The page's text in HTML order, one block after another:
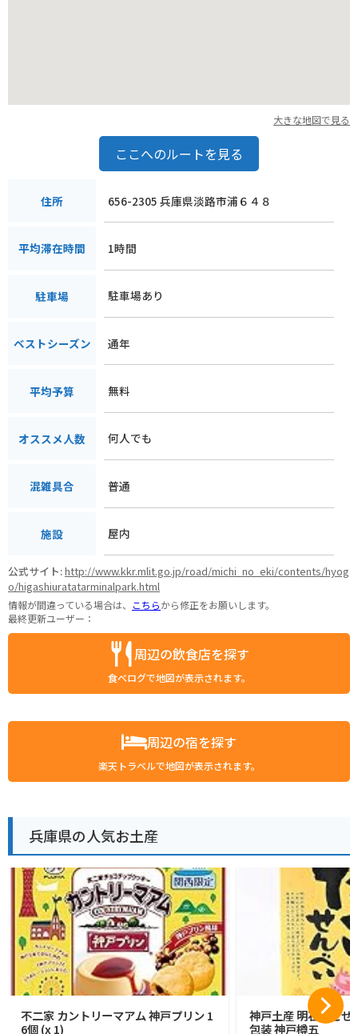
大きな地図で見る
ここへのルートを見る
住所 656-2305 兵庫県淡路市浦６４８
平均滞在時間 1時間
駐車場 駐車場あり
ベストシーズン 通年
平均予算 無料
オススメ人数 何人でも
混雑具合 普通
施設 屋内
公式サイト:http://www.kkr.mlit.go.jp/road/michi_no_eki/contents/hyog
o/higashiuratatarminalpark.html
情報が間違っている場合は、 こちらから修正をお願いします。
最終更新ユーザー：
周辺の飲食店を探す
食べログで地図が表示されます。
周辺の宿を探す
楽天トラベルで地図が表示されます。
兵庫県の人気お土産
不二家 カントリーマアム 神戸プリン 1
6個 (x 1)
神戸土産 明石たこせ
包装 神戸樽五